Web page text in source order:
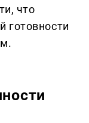
что
готовности